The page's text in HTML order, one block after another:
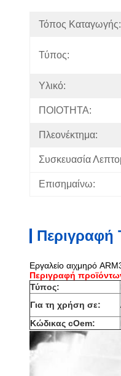
Τόπος Καταγωγής:
Τύπος:
Υλικό:
ΠΟΙΟΤΗΤΑ:
Πλεονέκτημα:
Συσκευασία
Επισημαίνω:
Περιγραφή
Εργαλείο αιχμηρό
Περιγραφή
Τύπος:
Για τη χρήση σε:
Κώδικας cOem: